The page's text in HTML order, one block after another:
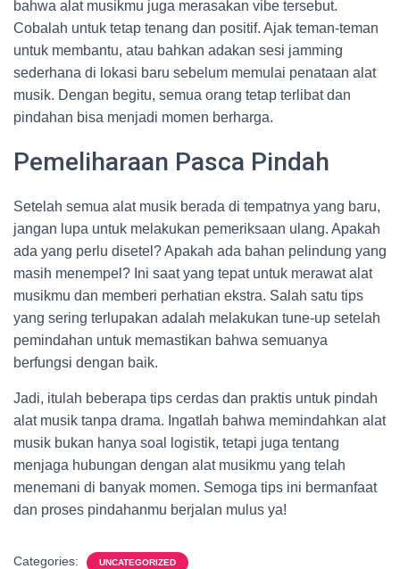
bahwa alat musikmu juga merasakan vibe tersebut.
Cobalah untuk tetap tenang dan positif. Ajak teman-teman
untuk membantu, atau bahkan adakan sesi jamming
sederhana di lokasi baru sebelum memulai penataan alat
musik. Dengan begitu, semua orang tetap terlibat dan
pindahan bisa menjadi momen berharga.
Pemeliharaan Pasca Pindah
Setelah semua alat musik berada di tempatnya yang baru,
jangan lupa untuk melakukan pemeriksaan ulang. Apakah
ada yang perlu disetel? Apakah ada bahan pelindung yang
masih menempel? Ini saat yang tepat untuk merawat alat
musikmu dan memberi perhatian ekstra. Salah satu tips
yang sering terlupakan adalah melakukan tune-up setelah
pemindahan untuk memastikan bahwa semuanya
berfungsi dengan baik.
Jadi, itulah beberapa tips cerdas dan praktis untuk pindah
alat musik tanpa drama. Ingatlah bahwa memindahkan alat
musik bukan hanya soal logistik, tetapi juga tentang
menjaga hubungan dengan alat musikmu yang telah
menemani di banyak momen. Semoga tips ini bermanfaat
dan proses pindahanmu berjalan mulus ya!
Categories: UNCATEGORIZED